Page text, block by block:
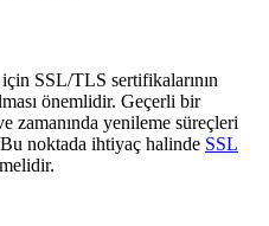
SSL/TLS sertifikalarının
önemlidir. Geçerli bir
zamanında yenileme süreçleri
noktada ihtiyaç halinde SSL